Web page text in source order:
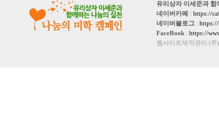
유리상자 이세준과 함
네이버카페
: https://
네이버블로그 :
FaceBook : https://
웹사이트제작관리 (